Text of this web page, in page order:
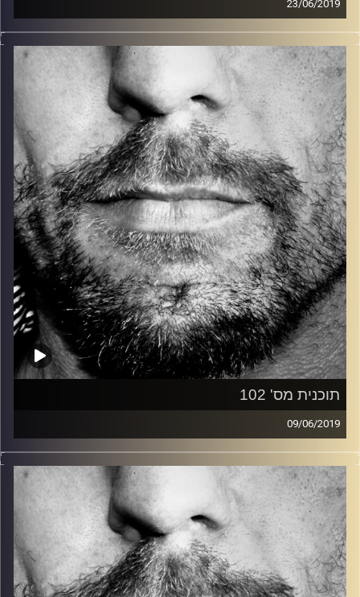
23/06/2019
זיפים, מוזיקה מחוספסת של הופעות חיות. הרבה ג'אם, רוק,
בלוז, bluegrass, ג'אז, Fאנק, פרוגרסיב ואפילו אלקטרוניקה.
כל מה שחי, אמיתי ונושם.
עם שמוליק רגב.
קרדיט תמונות: David Goehring
תוכנית מס' 102
09/06/2019
זיפים, מוזיקה מחוספסת של הופעות חיות. הרבה ג'אם, רוק,
בלוז, bluegrass, ג'אז, Fאנק, פרוגרסיב ואפילו אלקטרוניקה.
כל מה שחי, אמיתי ונושם.
עם שמוליק רגב.
קרדיט תמונות: David Goehring